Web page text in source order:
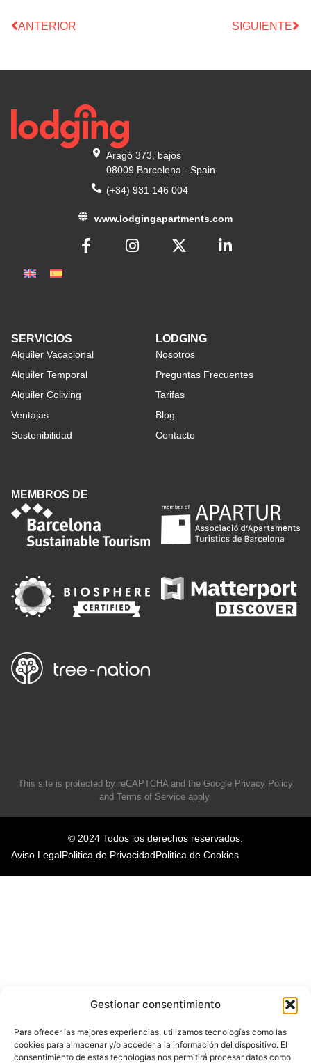
Gestionar consentimiento
Para ofrecer las mejores experiencias, utilizamos tecnologías como las
cookies para almacenar y/o acceder a la información del dispositivo. El
consentimiento de estas tecnologías nos permitirá procesar datos como
ANTERIOR SIGUIENTE
Aragó 373, bajos
08009 Barcelona - Spain
(+34) 931 146 004
www.lodgingapartments.com
SERVICIOS
Alquiler Vacacional
Alquiler Temporal
Alquiler Coliving
Ventajas
Sostenibilidad
LODGING
Nosotros
Preguntas Frecuentes
Tarifas
Blog
Contacto
MEMBROS DE
This site is protected by reCAPTCHA and the Google Privacy Policy
and Terms of Service apply.
© 2024 Todos los derechos reservados.
Aviso LegalPolitica de PrivacidadPolitica de Cookies